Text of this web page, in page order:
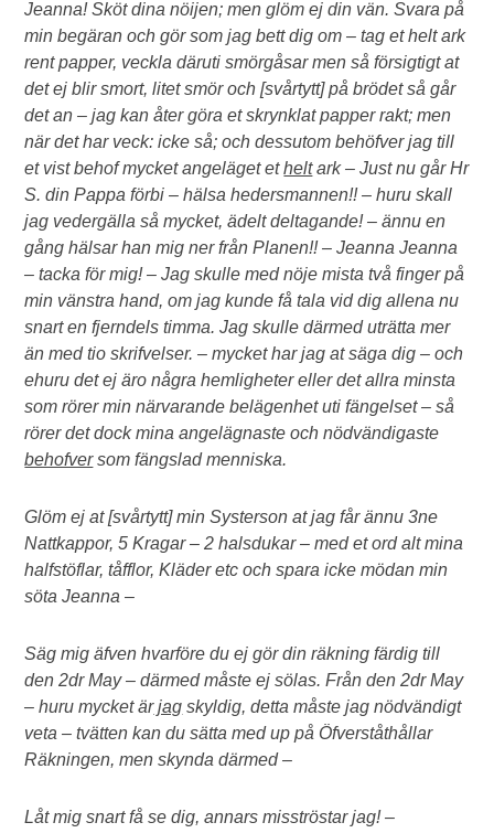
Jeanna! Sköt dina nöijen; men glöm ej din vän. Svara på
min begäran och gör som jag bett dig om – tag et helt ark
rent papper, veckla däruti smörgåsar men så försigtigt at
det ej blir smort, litet smör och [svårtytt] på brödet så går
det an – jag kan åter göra et skrynklat papper rakt; men
när det har veck: icke så; och dessutom behöfver jag till
et vist behof mycket angeläget etheltark – Just nu går Hr
S. din Pappa förbi – hälsa hedersmannen!! – huru skall
jag vedergälla så mycket, ädelt deltagande! – ännu en
gång hälsar han mig ner från Planen!! – Jeanna Jeanna
– tacka för mig! – Jag skulle med nöje mista två finger på
min vänstra hand, om jag kunde få tala vid dig allena nu
snart en fjerndels timma. Jag skulle därmed uträtta mer
än med tio skrifvelser. – mycket har jag at säga dig – och
ehuru det ej äro några hemligheter eller det allra minsta
som rörer min närvarande belägenhet uti fängelset – så
rörer det dock mina angelägnaste och nödvändigaste
behofversom fängslad menniska.
Glöm ej at [svårtytt] min Systerson at jag får ännu 3ne
Nattkappor, 5 Kragar – 2 halsdukar – med et ord alt mina
halfstöflar, tåfflor, Kläder etc och spara icke mödan min
söta Jeanna –
Säg mig äfven hvarföre du ej gör din räkning färdig till
den 2dr May – därmed måste ej sölas. Från den 2dr May
– huru mycket ärjag skyldig, detta måste jag nödvändigt
veta – tvätten kan du sätta med up på Öfverståthållar
Räkningen, men skynda därmed –
Låt mig snart få se dig, annars misströstar jag! –